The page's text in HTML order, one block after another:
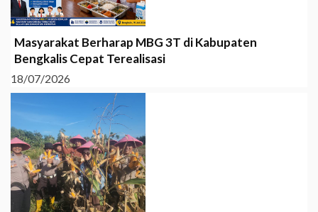
Masyarakat Berharap MBG 3T di Kabupaten
Bengkalis Cepat Terealisasi
18/07/2026